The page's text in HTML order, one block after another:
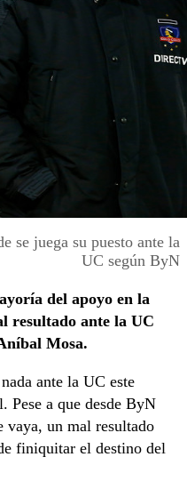
se juega su puesto ante la
UC según ByN
del apoyo en la
resultado ante la UC
Mosa.
ante la UC este
Pese a que desde ByN
vaya, un mal resultado
finiquitar el destino del